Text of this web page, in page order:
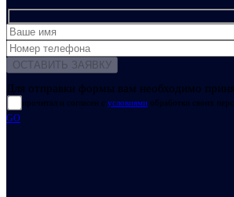
Для отправки формы вам необходимо
прочитал и согласен с условиями обработки своих
GO